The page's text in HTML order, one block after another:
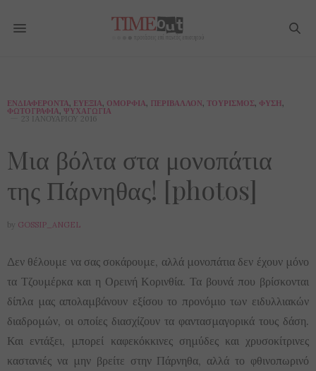
ΕΝΔΙΑΦΈΡΟΝΤΑ, ΕΥΕΞΊΑ, ΟΜΟΡΦΙΆ, ΠΕΡΙΒΆΛΛΟΝ, ΤΟΥΡΙΣΜΌΣ, ΦΎΣΗ,
ΦΩΤΟΓΡΑΦΊΑ, ΨΥΧΑΓΩΓΊΑ
23 ΙΑΝΟΥΑΡΊΟΥ 2016
Mια βόλτα στα μονοπάτια
της Πάρνηθας! [photos]
by GOSSIP_ANGEL
Δεν θέλουμε να σας σοκάρουμε, αλλά μονοπάτια δεν έχουν μόνο
τα Τζουμέρκα και η Ορεινή Κορινθία. Τα βουνά που βρίσκονται
δίπλα μας απολαμβάνουν εξίσου το προνόμιο των ειδυλλιακών
διαδρομών, οι οποίες διασχίζουν τα φαντασμαγορικά τους δάση.
Και εντάξει, μπορεί καφεκόκκινες σημύδες και χρυσοκίτρινες
καστανιές να μην βρείτε στην Πάρνηθα, αλλά το φθινοπωρινό